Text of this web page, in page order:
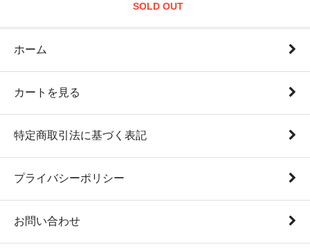
SOLD OUT
ホーム
カートを見る
特定商取引法に基づく表記
プライバシーポリシー
お問い合わせ